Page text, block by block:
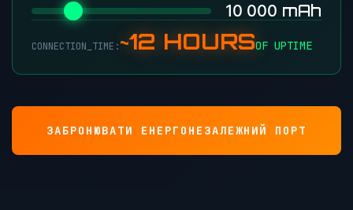
10 000 mAh
CONNECTION_TIME:~12 HOURSOF UPTIME
ЗАБРОНЮВАТИ ЕНЕРГОНЕЗАЛЕЖНИЙ ПОРТ